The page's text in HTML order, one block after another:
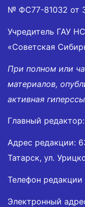
№ ФС77-81032 от
Учредитель ГАУ
«Советская
При полном или
материалов,
активная
Главный
Адрес редакции:
Татарск, ул.
Телефон
Электронный